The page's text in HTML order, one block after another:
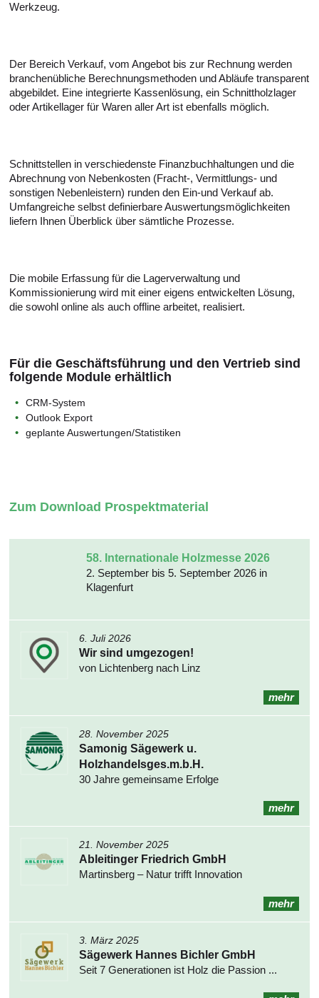
Werkzeug.
Der Bereich Verkauf, vom Angebot bis zur Rechnung werden
branchenübliche Berechnungsmethoden und Abläufe transparent
abgebildet. Eine integrierte Kassenlösung, ein Schnittholzlager
oder Artikellager für Waren aller Art ist ebenfalls möglich.
Schnittstellen in verschiedenste Finanzbuchhaltungen und die
Abrechnung von Nebenkosten (Fracht-, Vermittlungs- und
sonstigen Nebenleistern) runden den Ein-und Verkauf ab.
Umfangreiche selbst definierbare Auswertungsmöglichkeiten
liefern Ihnen Überblick über sämtliche Prozesse.
Die mobile Erfassung für die Lagerverwaltung und
Kommissionierung wird mit einer eigens entwickelten Lösung,
die sowohl online als auch offline arbeitet, realisiert.
Für die Geschäftsführung und den Vertrieb sind
folgende Module erhältlich
CRM-System
Outlook Export
geplante Auswertungen/Statistiken
Zum Download Prospektmaterial
58. Internationale Holzmesse 2026
2. September bis 5. September 2026 in
Klagenfurt
6. Juli 2026
Wir sind umgezogen!
von Lichtenberg nach Linz
mehr
28. November 2025
Samonig Sägewerk u.
Holzhandelsges.m.b.H.
30 Jahre gemeinsame Erfolge
mehr
21. November 2025
Ableitinger Friedrich GmbH
Martinsberg – Natur trifft Innovation
mehr
3. März 2025
Sägewerk Hannes Bichler GmbH
Seit 7 Generationen ist Holz die Passion ...